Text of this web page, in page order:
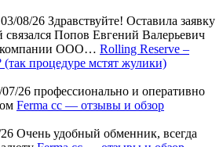
03/08/26 Здравствуйте! Оставила заявку
связался Попов Евгений Валерьевич
компании ООО… Rolling Reserve –
процедуре мстят жулики)
07/26 профессионально и оперативно
Ferma cc — отзывы и обзор
Очень удобный обменник, всегда